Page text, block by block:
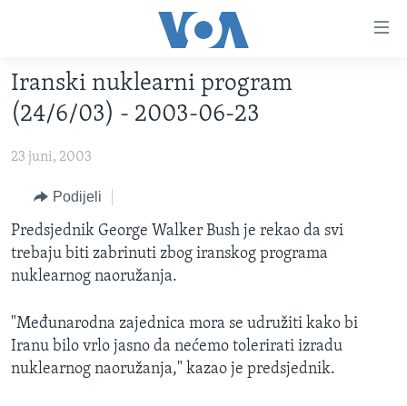
glavni
sadržaj
Pređi
na
navigaciju
Idi
na
pretragu
TV PROGRAM
VIDEO
FOTOGRAFIJE DANA
VIJESTI
SJEDINJENE AMERIČKE DRŽAVE
BOSNA I HERCEGOVINA
NAUKA I TEHNOLOGIJA
SPECIJALNI PROJEKTI
SLOBODA MEDIJA
ŽENSKA STRANA
Iranski nuklearni program
(24/6/03) - 2003-06-23
23 juni, 2003
Podijeli
Predsjednik George Walker Bush je rekao da svi
trebaju biti zabrinuti zbog iranskog programa
nuklearnog naoružanja.
"Međunarodna zajednica mora se udružiti kako bi
Iranu bilo vrlo jasno da nećemo tolerirati izradu
nuklearnog naoružanja," kazao je predsjednik.